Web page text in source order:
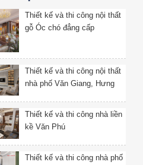
Thiết kế và thi công nội thất
gỗ Óc chó đẳng cấp
Thiết kế và thi công nội thất
nhà phố Văn Giang, Hưng
Thiết kế và thi công nhà liền
kề Văn Phú
Thiết kế và thi công nhà phố